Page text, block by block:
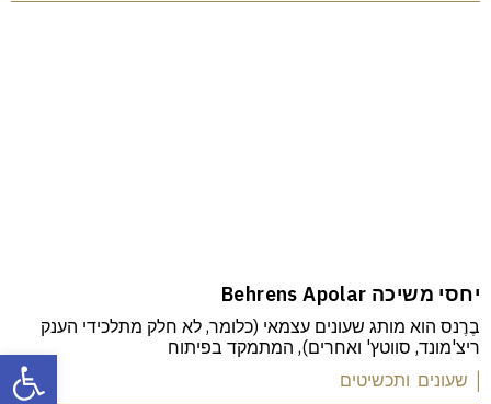
יחסי משיכה Behrens Apolar
בֶרֶנס הוא מותג שעונים עצמאי (כלומר, לא חלק מתלכידי הענק
ריצ'מונד, סווטץ' ואחרים), המתמקד בפיתוח
| שעונים ותכשיטים